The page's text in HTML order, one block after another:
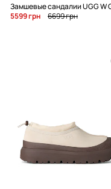
5599 грн
6699 грн